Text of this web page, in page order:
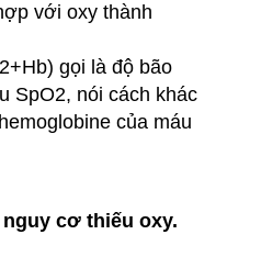
với oxy thành
gọi là độ bão
SpO2, nói cách khác
của máu
cơ thiếu oxy.